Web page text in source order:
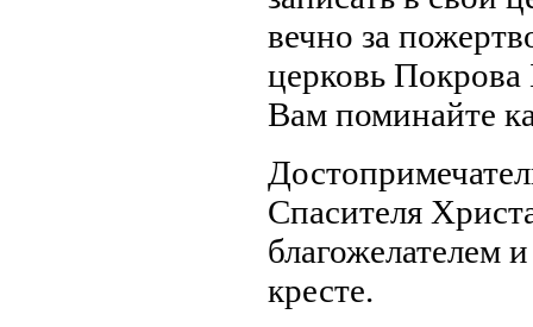
вечно за
церковь
Вам поминайте
Спасителя
благожелателем
кресте.